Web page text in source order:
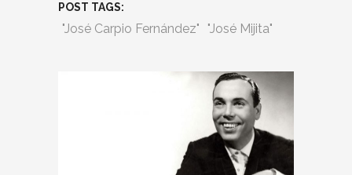
POST TAGS:
"José Carpio Fernández" "José Mijita"